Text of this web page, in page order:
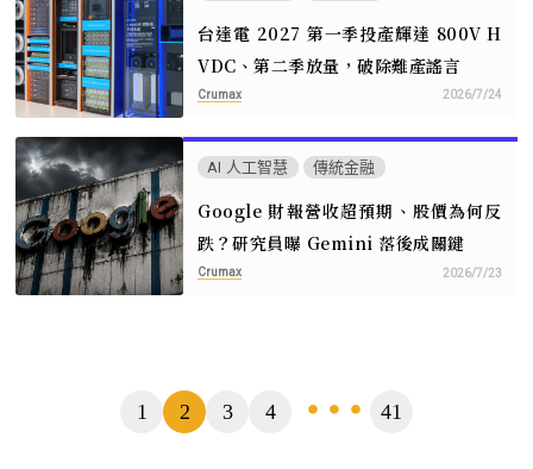
台達電 2027 第一季投產輝達 800V H
VDC、第二季放量，破除難產謠言
Crumax 2026/7/24
AI 人工智慧 傳統金融
Google 財報營收超預期、股價為何反
跌？研究員曝 Gemini 落後成關鍵
Crumax 2026/7/23
1 2 3 4 ... 41